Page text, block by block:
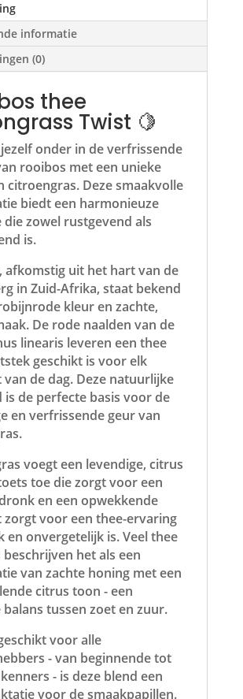
informatie
(0)
thee
Twist 🍋
onder in de verfrissende
rooibos met een unieke
citroengras. Deze smaakvolle
biedt een harmonieuze
die zowel rustgevend als
is.
afkomstig uit het hart van de
in Zuid-Afrika, staat bekend
kleur en zachte,
De rode naalden van de
linearis leveren een thee
geschikt is voor elk
de dag. Deze natuurlijke
is de perfecte basis voor de
en verfrissende geur van
voegt een levendige, citrus
toe die zorgt voor een
en een opwekkende
zorgt voor een thee-ervaring
en onvergetelijk is. Veel thee
het als een
van zachte honing met een
citrus toon - een
tussen zoet en zuur.
voor alle
- van beginnende tot
- is deze blend een
voor de smaakpapillen.